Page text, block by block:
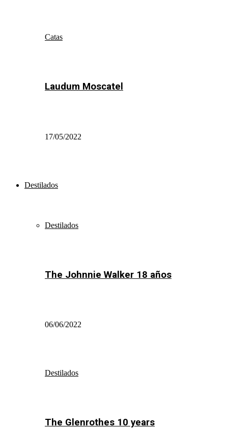
Catas
Laudum Moscatel
17/05/2022
Destilados
Destilados
The Johnnie Walker 18 años
06/06/2022
Destilados
The Glenrothes 10 years